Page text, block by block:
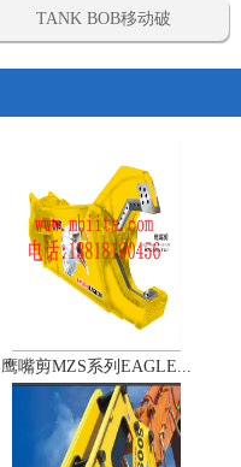
TANK BOB移动破
鹰嘴剪MZS系列EAGLE...